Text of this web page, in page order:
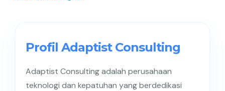
Profil Adaptist Consulting
Adaptist Consulting adalah perusahaan
teknologi dan kepatuhan yang berdedikasi